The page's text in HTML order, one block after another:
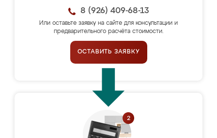
8 (926) 409-68-13
Или оставьте заявку на сайте для консультации и
предварительного расчёта стоимости.
ОСТАВИТЬ ЗАЯВКУ